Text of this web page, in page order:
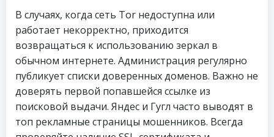
В случаях, когда сеть Tor недоступна или
работает некорректно, приходится
возвращаться к использованию зеркал в
обычном интернете. Администрация регулярно
публикует списки доверенных доменов. Важно не
доверять первой попавшейся ссылке из
поисковой выдачи. Яндес и Гугл часто выводят в
топ рекламные страницы мошенников. Всегда